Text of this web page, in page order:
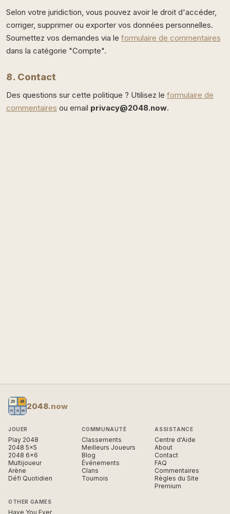
Selon votre juridiction, vous pouvez avoir le droit d'accéder,
corriger, supprimer ou exporter vos données personnelles.
Soumettez vos demandes via le formulaire de commentaires
dans la catégorie "Compte".
8. Contact
Des questions sur cette politique ? Utilisez le formulaire de
commentaires ou email privacy@2048.now.
2048.now
JOUER
Play 2048
2048 5×5
2048 6×6
Multijoueur
Arène
Défi Quotidien
COMMUNAUTÉ
Classements
Meilleurs Joueurs
Blog
Événements
Clans
Tournois
ASSISTANCE
Centre d'Aide
About
Contact
FAQ
Commentaires
Règles du Site
Premium
OTHER GAMES
Have You Ever